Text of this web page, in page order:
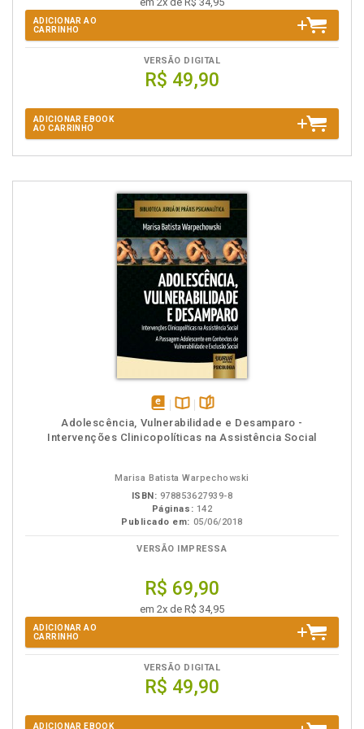
ADICIONAR AO
CARRINHO
VERSÃO DIGITAL
R$ 49,90
ADICIONAR EBOOK
AO CARRINHO
disponível
em
Disponível
na
páginas
Adolescência, Vulnerabilidade e Desamparo -
Intervenções Clinicopolíticas na Assistência Social
Marisa Batista Warpechowski
ISBN: 978853627939-8
Páginas: 142
Publicado em: 05/06/2018
VERSÃO IMPRESSA
R$ 69,90
em 2x de R$ 34,95
ADICIONAR AO
CARRINHO
VERSÃO DIGITAL
R$ 49,90
ADICIONAR EBOOK